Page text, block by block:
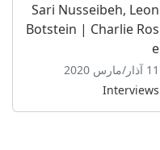
Sari Nusseibeh, Leon
Botstein | Charlie Ros
e
11 آذار/مارس 2020
Interviews